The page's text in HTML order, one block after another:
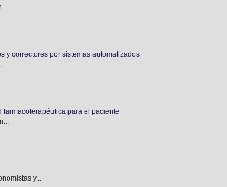
y correctores por sistemas automatizados
para el paciente
y...